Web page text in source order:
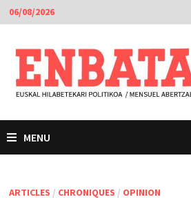
Passer
au
contenu
06/08/2026
MENU
ARTICLES / CHRONIQUES / OPINION